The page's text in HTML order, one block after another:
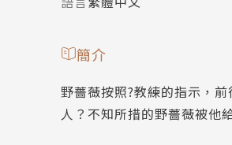
簡介
野薔薇按照?教練的指示，
人？不知所措的野薔薇被他